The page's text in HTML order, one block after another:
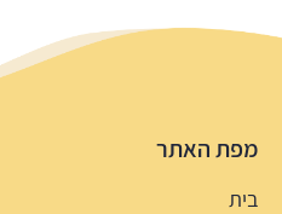
מפת האתר
בית